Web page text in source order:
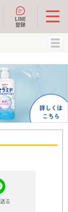
LINE
登録
る